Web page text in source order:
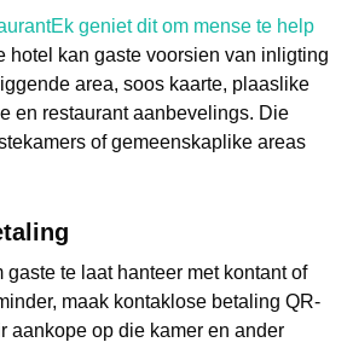
Ek geniet dit om mense te help
hotel kan gaste voorsien van inligting
area, soos kaarte, plaaslike
en restaurant aanbevelings. Die
of gemeenskaplike areas
gaste te laat hanteer met kontant of
maak kontaklose betaling QR-
aankope op die kamer en ander